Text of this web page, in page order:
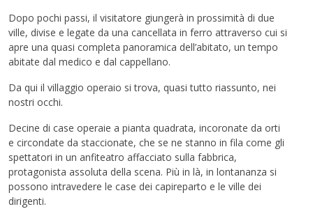
Dopo pochi passi, il visitatore giungerà in prossimità di due
ville, divise e legate da una cancellata in ferro attraverso cui si
apre una quasi completa panoramica dell’abitato, un tempo
abitate dal medico e dal cappellano.
Da qui il villaggio operaio si trova, quasi tutto riassunto, nei
nostri occhi.
Decine di case operaie a pianta quadrata, incoronate da orti
e circondate da staccionate, che se ne stanno in fila come gli
spettatori in un anfiteatro affacciato sulla fabbrica,
protagonista assoluta della scena. Più in là, in lontananza si
possono intravedere le case dei capireparto e le ville dei
dirigenti.